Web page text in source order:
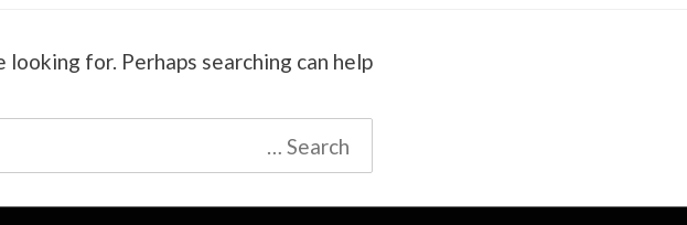
looking for. Perhaps searching can help.
Search
for: